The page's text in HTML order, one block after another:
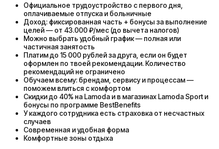
Официальное трудоустройство с первого дня,
оплачиваемые отпуска и больничные
Доход: фиксированная часть + бонусы за выполнение
целей — от 43.000 ₽/мес (до вычета налогов)
Можно выбрать удобный график — полная или
частичная занятость
Платим до 15 000 рублей за друга, если он будет
оформлен по твоей рекомендации. Количество
рекомендаций не ограничено
Обучаем всему: брендам, сервису и процессам —
поможем влиться с комфортом
Скидки до 40% на Lamoda и в магазинах Lamoda Sport и
бонусы по программе BestBenefits
У каждого сотрудника есть страховка от несчастных
случаев
Современная и удобная форма
Комфортные зоны отдыха